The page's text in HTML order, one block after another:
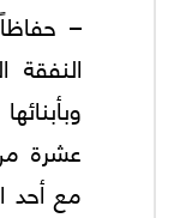
–
النفقة
عشرة
مع أحد